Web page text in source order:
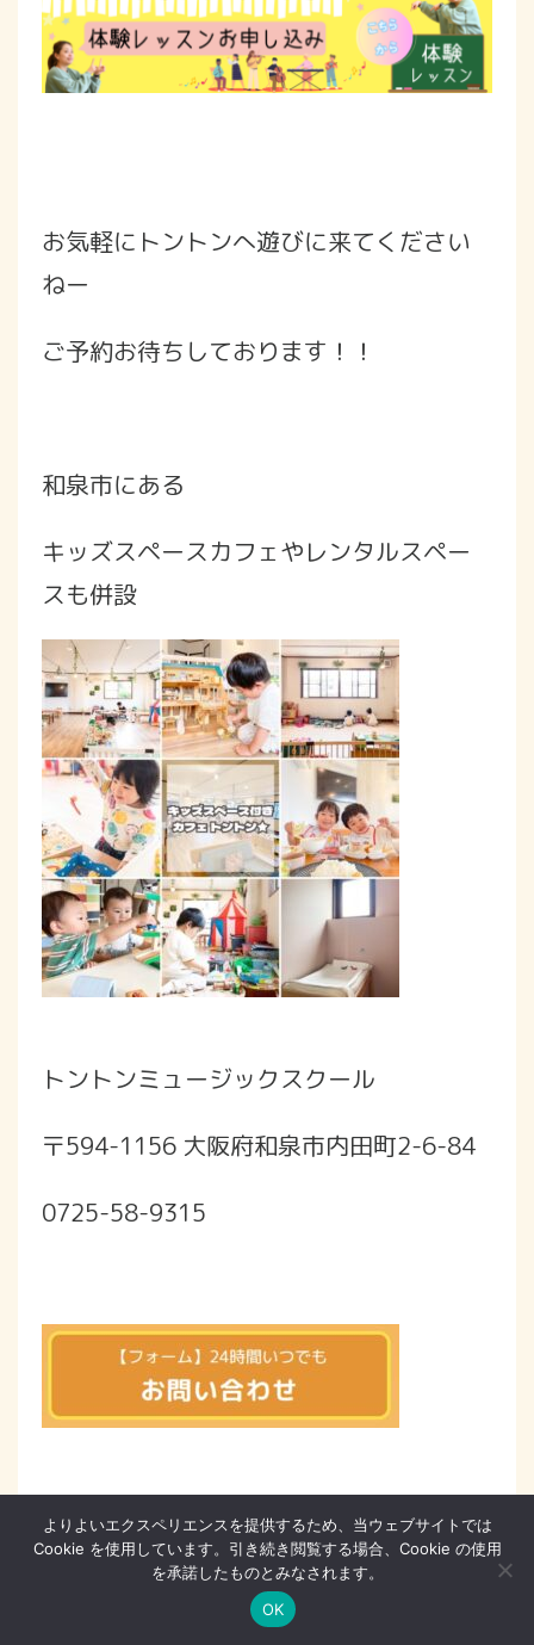
お気軽にトントンへ遊びに来てください
ねー
ご予約お待ちしております！！
和泉市にある
キッズスペースカフェやレンタルスペー
スも併設
トントンミュージックスクール
〒594-1156 大阪府和泉市内田町2-6-84
0725-58-9315
よりよいエクスペリエンスを提供するため、当ウェブサイトでは
Cookie を使用しています。引き続き閲覧する場合、Cookie の使用
を承諾したものとみなされます。
OK